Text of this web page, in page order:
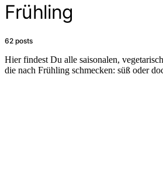
Frühling
62 posts
Hier findest Du alle saisonalen,
die nach Frühling schmecken: süß oder